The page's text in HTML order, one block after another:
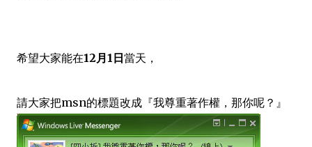
希望大家能在12月1日當天，
請大家把msn的標題改成『我尊重著作權，那你呢？』